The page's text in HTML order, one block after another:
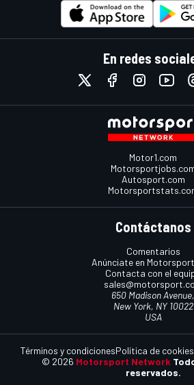
En redes
Motor1.com
Autosport.com
Contáctanos
Comentarios
Anúnciate en
Contacta con el
650 Madison Avenue,
New York, NY 10022
USA
© 2026 Motorsport Network
reservados.
Términos y condicionesPolítica de cookies